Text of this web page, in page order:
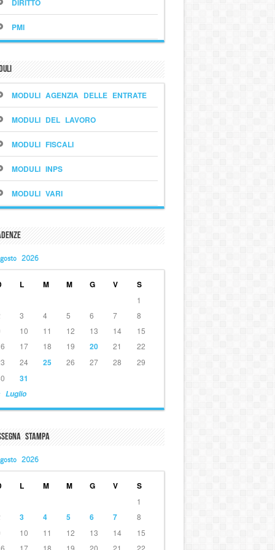
DIRITTO
PMI
MODULI AGENZIA DELLE ENTRATE
MODULI DEL LAVORO
MODULI FISCALI
MODULI INPS
MODULI VARI
2026
L M M G V S
Luglio
1
3 4 5 6 7
8
10 11 12 13 14
15
17 18 19 20 21
22
24 25 26 27 28
29
31
Stampa
2026
L M M G V S
1
3 4 5 6 7
8
10 11 12 13 14
15
17 18 19 20 21 22